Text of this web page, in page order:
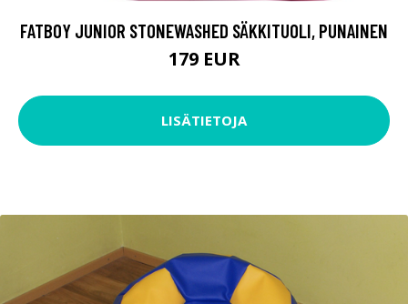
FATBOY JUNIOR STONEWASHED SÄKKITUOLI, PUNAINEN
179 EUR
LISÄTIETOJA